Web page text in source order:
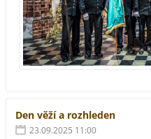
Den věží a rozhleden
23.09.2025 11:00